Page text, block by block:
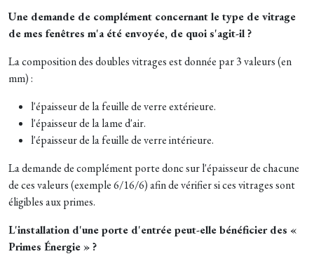
Une demande de complément concernant le type de vitrage
de mes fenêtres m'a été envoyée, de quoi s'agit-il ?
La composition des doubles vitrages est donnée par 3 valeurs (en
mm) :
l'épaisseur de la feuille de verre extérieure.
l'épaisseur de la lame d'air.
l'épaisseur de la feuille de verre intérieure.
La demande de complément porte donc sur l'épaisseur de chacune
de ces valeurs (exemple 6/16/6) afin de vérifier si ces vitrages sont
éligibles aux primes.
L'installation d'une porte d'entrée peut-elle bénéficier des «
Primes Énergie » ?